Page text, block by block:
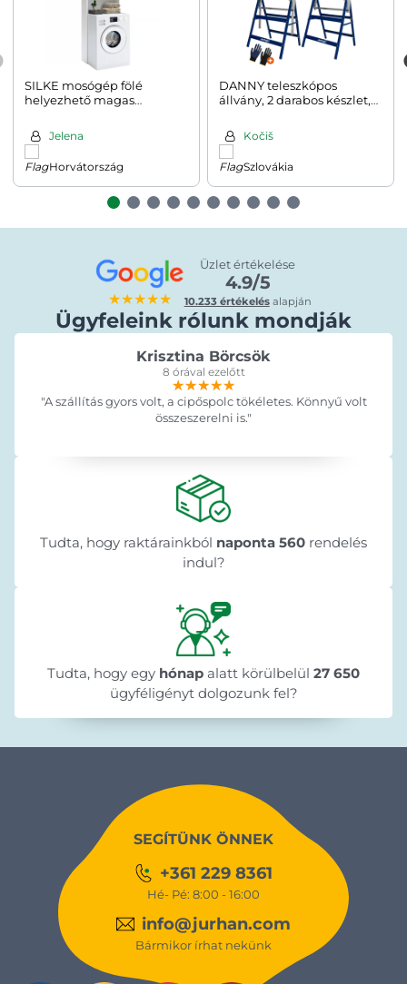
SILKE mosógép fölé
helyezhető magas
fehérJelena
Horvátország
DANNY teleszkópos
állvány, 2 darabos készlet,
130cm, ezüst/kék
Kočiš
Szlovákia
★★★★★
Üzlet értékelése
4.9/5
10.233 értékelésalapján
Ügyfeleink rólunk mondják
Krisztina Börcsök
8 órával ezelőtt
★★★★★
★★★★★
★★★★★
"A szállítás gyors volt, a cipőspolc tökéletes. Könnyű volt
összeszerelni is."
Tudta, hogy raktárainkból naponta 560 rendelés
indul?
Tudta, hogy egy hónap alatt körülbelül 27 650
ügyféligényt dolgozunk fel?
SEGÍTÜNK ÖNNEK
+361 229 8361
Hé- Pé: 8:00 - 16:00
info@jurhan.com
Bármikor írhat nekünk